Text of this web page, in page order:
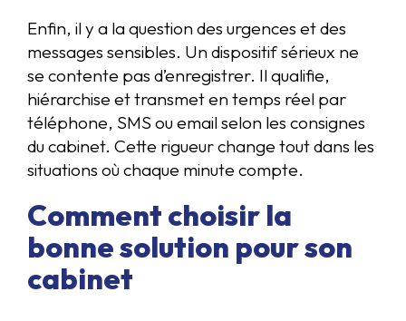
Enfin, il y a la question des urgences et des
messages sensibles. Un dispositif sérieux ne
se contente pas d’enregistrer. Il qualifie,
hiérarchise et transmet en temps réel par
téléphone, SMS ou email selon les consignes
du cabinet. Cette rigueur change tout dans les
situations où chaque minute compte.
Comment choisir la
bonne solution pour son
cabinet